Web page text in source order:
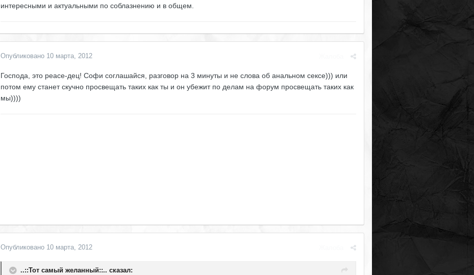
интересными и актуальными по соблазнению и в общем.
Опубликовано 10 марта, 2012
Господа, это peace-дец! Софи соглашайся, разговор на 3 минуты и не слова об анальном сексе))) или
потом ему станет скучно просвещать таких как ты и он убежит по делам на форум просвещать таких как
мы))))
Опубликовано 10 марта, 2012
..::Тот самый желанный::.. сказал: